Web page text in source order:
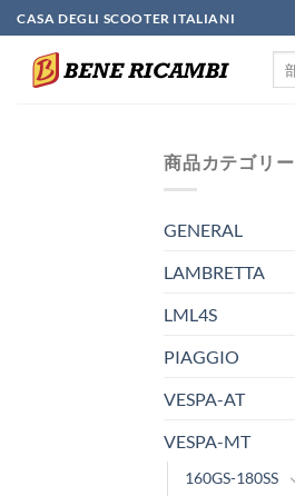
Skip
to
content
CASA DEGLI SCOOTER ITALIANI
商品カテゴリー
GENERAL
LAMBRETTA
LML4S
PIAGGIO
VESPA-AT
VESPA-MT
160GS-180SS